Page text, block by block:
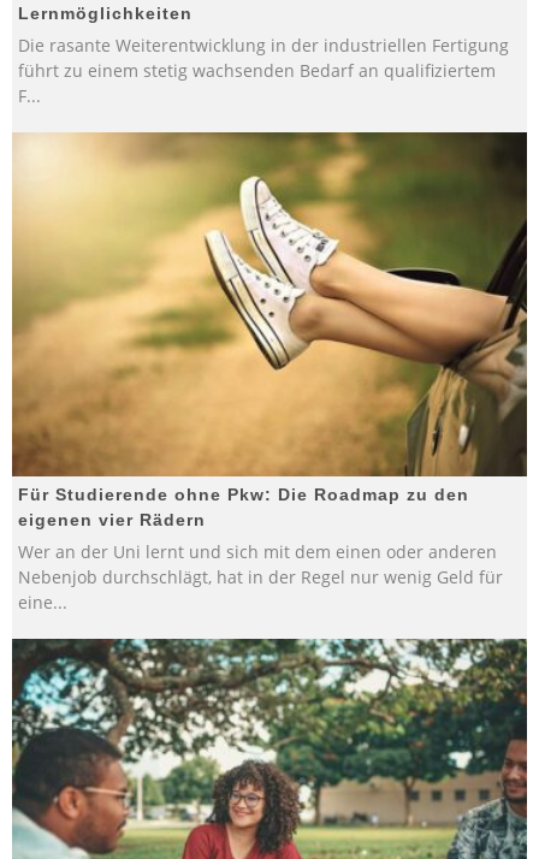
Lernmöglichkeiten
Die rasante Weiterentwicklung in der industriellen Fertigung
führt zu einem stetig wachsenden Bedarf an qualifiziertem
F...
Für Studierende ohne Pkw: Die Roadmap zu den
eigenen vier Rädern
Wer an der Uni lernt und sich mit dem einen oder anderen
Nebenjob durchschlägt, hat in der Regel nur wenig Geld für
eine...